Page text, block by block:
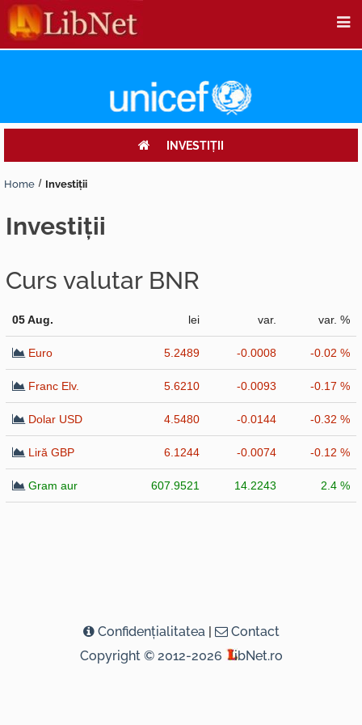
INVESTIŢII
Home Investiţii
investiţii
Curs valutar BNR
05 Aug. lei var. var. %
Euro 5.2489 -0.0008 -0.02 %
Franc Elv. 5.6210 -0.0093 -0.17 %
Dolar USD 4.5480 -0.0144 -0.32 %
Liră GBP 6.1244 -0.0074 -0.12 %
Gram aur 607.9521 14.2243 2.4 %
Confidenţialitatea |
Contact
Copyright © 2012-2026
ibNet.ro